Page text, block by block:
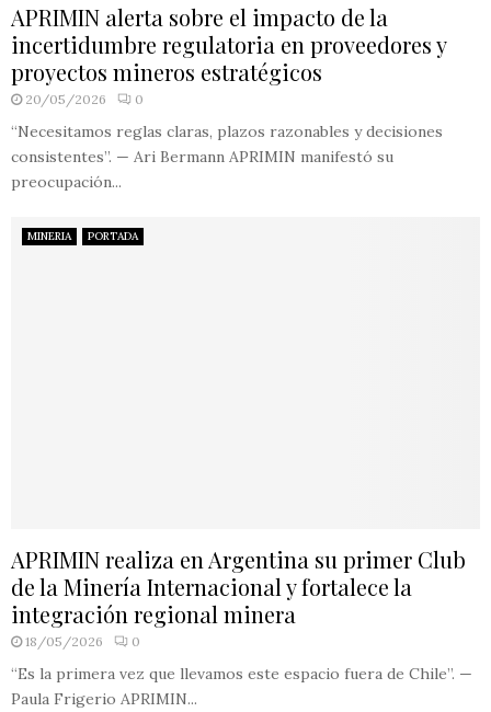
APRIMIN alerta sobre el impacto de la
incertidumbre regulatoria en proveedores y
proyectos mineros estratégicos
20/05/2026 0
“Necesitamos reglas claras, plazos razonables y decisiones
consistentes”. — Ari Bermann APRIMIN manifestó su
preocupación...
MINERIA PORTADA
APRIMIN realiza en Argentina su primer Club
de la Minería Internacional y fortalece la
integración regional minera
18/05/2026 0
“Es la primera vez que llevamos este espacio fuera de Chile”. —
Paula Frigerio APRIMIN...